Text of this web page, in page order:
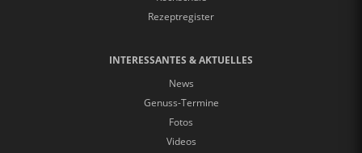
Rezeptregister
INTERESSANTES & AKTUELLES
News
Genuss-Termine
Fotos
Videos